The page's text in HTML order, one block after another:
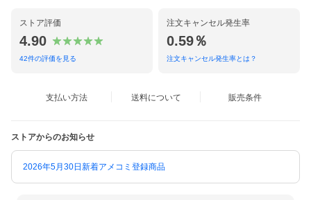
ストア評価
4.90
42件の評価を見る
注文キャンセル発生率
0.59％
注文キャンセル発生率とは？
支払い方法 送料について 販売条件
ストアからのお知らせ
2026年5月30日新着アメコミ登録商品